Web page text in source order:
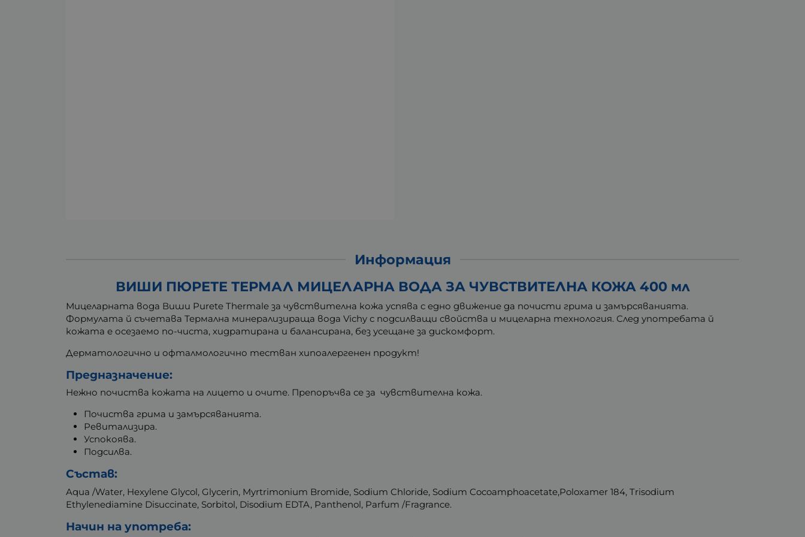
Информация
ВИШИ ПЮРЕТЕ ТЕРМАЛ МИЦЕЛАРНА ВОДА ЗА ЧУВСТВИТЕЛНА КОЖА 400 мл
Мицеларната вода Виши Purete Thermale за чувствителна кожа успява с едно движение да почисти грима и замърсяванията.
Формулата й съчетава Термална минерализираща вода Vichy с подсилващи свойства и мицеларна технология. След употребата й
кожата е осезаемо по-чиста, хидратирана и балансирана, без усещане за дискомфорт.
Дерматологично и офталмологично тестван хипоалергенен продукт!
Предназначение:
Нежно почиства кожата на лицето и очите. Препоръчва се за чувствителна кожа.
Почиства грима и замърсяванията.
Ревитализира.
Успокоява.
Подсилва.
Състав:
Aqua /Water, Hexylene Glycol, Glycerin, Myrtrimonium Bromide, Sodium Chloride, Sodium Cocoamphoacetate,Poloxamer 184, Trisodium
Ethylenediamine Disuccinate, Sorbitol, Disodium EDTA, Panthenol, Parfum /Fragrance.
Начин на употреба: